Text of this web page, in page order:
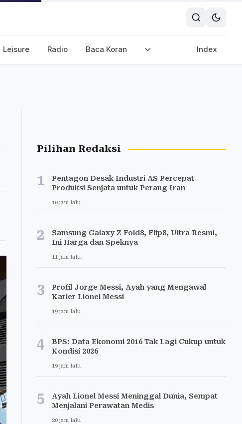
Leisure Radio Baca Koran Index
Pilihan Redaksi
1
Pentagon Desak Industri AS Percepat
Produksi Senjata untuk Perang Iran
10 jam lalu
2
Samsung Galaxy Z Fold8, Flip8, Ultra Resmi,
Ini Harga dan Speknya
11 jam lalu
3
Profil Jorge Messi, Ayah yang Mengawal
Karier Lionel Messi
19 jam lalu
4
BPS: Data Ekonomi 2016 Tak Lagi Cukup untuk
Kondisi 2026
19 jam lalu
5
Ayah Lionel Messi Meninggal Dunia, Sempat
Menjalani Perawatan Medis
20 jam lalu